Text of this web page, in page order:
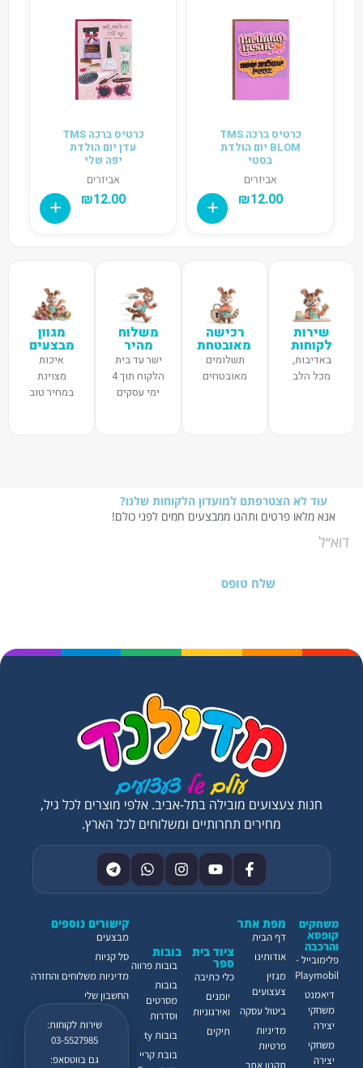
כרטיס ברכה TMS
BLOM יום הולדת
בסטי
אביזרים
₪12.00
כרטיס ברכה TMS
עדן יום הולדת
יפה שלי
אביזרים
₪12.00
שירות
לקוחות
באדיבות,
מכל הלב
רכישה
מאובטחת
תשלומים
מאובטחים
משלוח
מהיר
ישר עד בית
הלקוח תוך 4
ימי עסקים
מגוון
מבצעים
איכות
מצוינת
במחיר טוב
עוד לא הצטרפתם למועדון הלקוחות שלנו?
אנא מלאו פרטים ותהנו ממבצעים חמים לפני כולם!
שלח טופס
קישורים נוספים
מבצעים
סל קניות
מדיניות משלוחים והחזרה
החשבון שלי
שירות לקוחות:
03-5527985
גם בווטסאפ:
ציוד בית
ספר
כלי כתיבה
יומנים
ואירגוניות
תיקים
בובות
בובות פרווה
בובות
מסרטים
וסדרות
בובות ty
בובת קריי
משחקים
קופסא
והרכבה
פלימובייל -
Playmobil
דיאמנט
משחקי
יצירה
משחקי
יצירה
מפת אתר
דף הבית
אודותינו
מגזין
צעצועים
ביטול עסקה
מדיניות
פרטיות
חנות צעצועים מובילה בתל-אביב. אלפי מוצרים לכל גיל,
מחירים תחרותיים ומשלוחים לכל הארץ.